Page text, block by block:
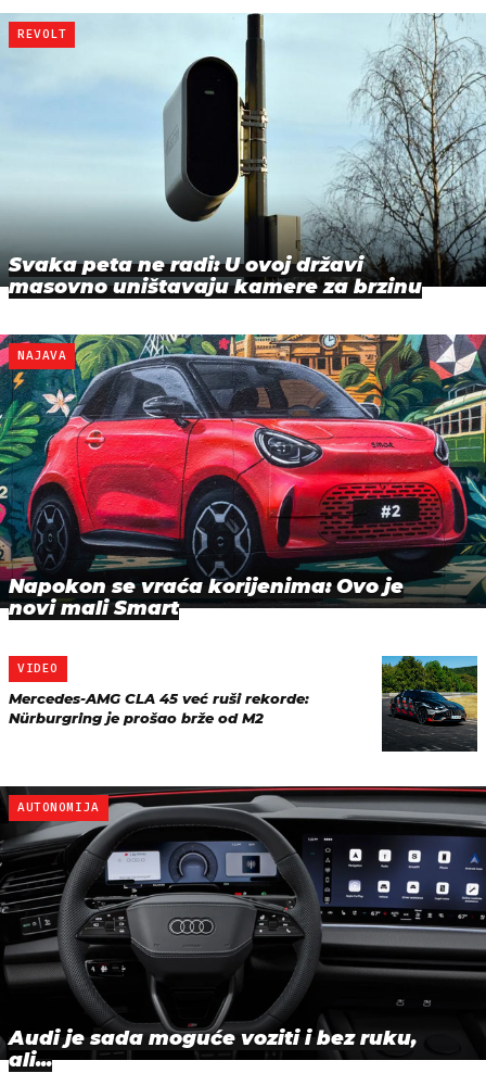
REVOLT
Svaka peta ne radi: U ovoj državi
masovno uništavaju kamere za brzinu
NAJAVA
Napokon se vraća korijenima: Ovo je
novi mali Smart
VIDEO
Mercedes-AMG CLA 45 već ruši rekorde:
Nürburgring je prošao brže od M2
AUTONOMIJA
Audi je sada moguće voziti i bez ruku,
ali...